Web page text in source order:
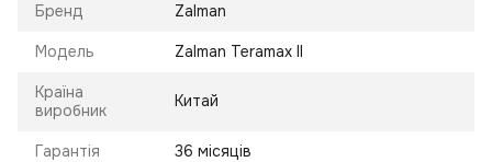
Бренд Zalman
Модель Zalman Teramax II
Країна
виробник
Китай
Гарантія 36 місяців